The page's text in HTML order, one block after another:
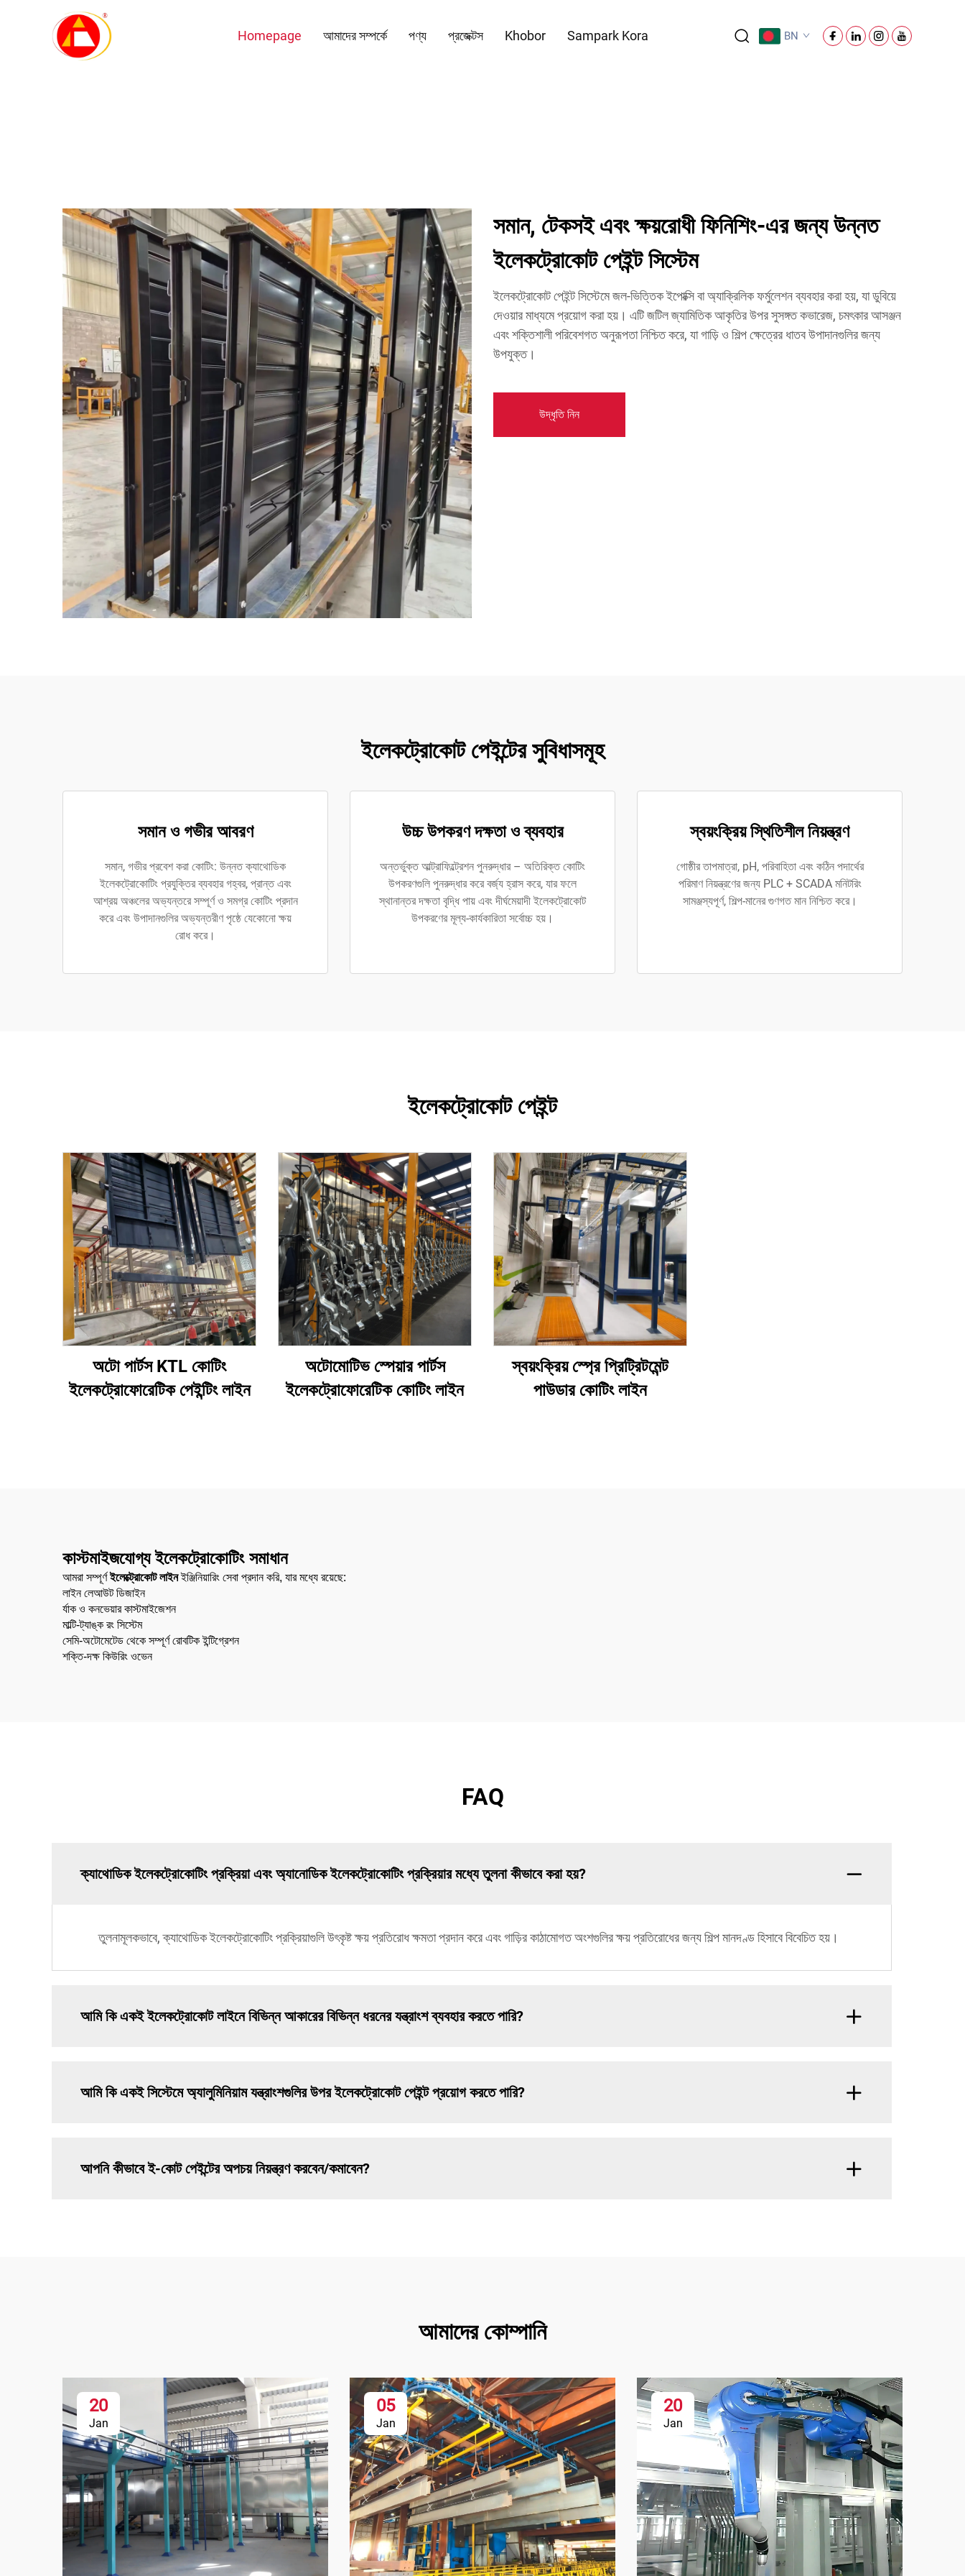
Homepage আমাদের সম্পর্কে পণ্য প্রজেক্টস Khobor Sampark Kora BN
সমান, টেকসই এবং ক্ষয়রোধী ফিনিশিং-এর জন্য উন্নত
ইলেকট্রোকোট পেইন্ট সিস্টেম
ইলেকট্রোকোট পেইন্ট সিস্টেমে জল-ভিত্তিক ইপোক্সি বা অ্যাক্রিলিক ফর্মুলেশন ব্যবহার করা হয়, যা ডুবিয়ে
দেওয়ার মাধ্যমে প্রয়োগ করা হয়। এটি জটিল জ্যামিতিক আকৃতির উপর সুসঙ্গত কভারেজ, চমৎকার আসঞ্জন
এবং শক্তিশালী পরিবেশগত অনুরূপতা নিশ্চিত করে, যা গাড়ি ও শিল্প ক্ষেত্রের ধাতব উপাদানগুলির জন্য
উপযুক্ত।
উদ্ধৃতি নিন
ইলেকট্রোকোট পেইন্টের সুবিধাসমূহ
সমান ও গভীর আবরণ
সমান, গভীর প্রবেশ করা কোটিং: উন্নত ক্যাথোডিক
ইলেকট্রোকোটিং প্রযুক্তির ব্যবহার গহ্বর, প্রান্ত এবং
আশ্রয় অঞ্চলের অভ্যন্তরে সম্পূর্ণ ও সমগ্র কোটিং প্রদান
করে এবং উপাদানগুলির অভ্যন্তরীণ পৃষ্ঠে যেকোনো ক্ষয়
রোধ করে।
উচ্চ উপকরণ দক্ষতা ও ব্যবহার
অন্তর্ভুক্ত আল্ট্রাফিল্ট্রেশন পুনরুদ্ধার – অতিরিক্ত কোটিং
উপকরণগুলি পুনরুদ্ধার করে বর্জ্য হ্রাস করে, যার ফলে
স্থানান্তর দক্ষতা বৃদ্ধি পায় এবং দীর্ঘমেয়াদী ইলেকট্রোকোট
উপকরণের মূল্য-কার্যকারিতা সর্বোচ্চ হয়।
স্বয়ংক্রিয় স্থিতিশীল নিয়ন্ত্রণ
গোষ্ঠীর তাপমাত্রা, pH, পরিবাহিতা এবং কঠিন পদার্থের
পরিমাণ নিয়ন্ত্রণের জন্য PLC + SCADA মনিটরিং
সামঞ্জস্যপূর্ণ, শিল্প-মানের গুণগত মান নিশ্চিত করে।
ইলেকট্রোকোট পেইন্ট
অটো পার্টস KTL কোটিং
ইলেকট্রোফোরেটিক পেইন্টিং লাইন
অটোমোটিভ স্পেয়ার পার্টস
ইলেকট্রোফোরেটিক কোটিং লাইন
স্বয়ংক্রিয় স্প্রে প্রিট্রিটমেন্ট
পাউডার কোটিং লাইন
কাস্টমাইজযোগ্য ইলেকট্রোকোটিং সমাধান
আমরা সম্পূর্ণইলেক্ট্রোকোট লাইনইঞ্জিনিয়ারিং সেবা প্রদান করি, যার মধ্যে রয়েছে:
লাইন লেআউট ডিজাইন
র্যাক ও কনভেয়ার কাস্টমাইজেশন
মাল্টি-ট্যাঙ্ক রং সিস্টেম
সেমি-অটোমেটেড থেকে সম্পূর্ণ রোবটিক ইন্টিগ্রেশন
শক্তি-দক্ষ কিউরিং ওভেন
FAQ
ক্যাথোডিক ইলেকট্রোকোটিং প্রক্রিয়া এবং অ্যানোডিক ইলেকট্রোকোটিং প্রক্রিয়ার মধ্যে তুলনা কীভাবে করা হয়?
তুলনামূলকভাবে, ক্যাথোডিক ইলেকট্রোকোটিং প্রক্রিয়াগুলি উৎকৃষ্ট ক্ষয় প্রতিরোধ ক্ষমতা প্রদান করে এবং গাড়ির কাঠামোগত অংশগুলির ক্ষয় প্রতিরোধের জন্য শিল্প মানদণ্ড হিসাবে বিবেচিত হয়।
আমি কি একই ইলেকট্রোকোট লাইনে বিভিন্ন আকারের বিভিন্ন ধরনের যন্ত্রাংশ ব্যবহার করতে পারি?
আমি কি একই সিস্টেমে অ্যালুমিনিয়াম যন্ত্রাংশগুলির উপর ইলেকট্রোকোট পেইন্ট প্রয়োগ করতে পারি?
আপনি কীভাবে ই-কোট পেইন্টের অপচয় নিয়ন্ত্রণ করবেন/কমাবেন?
আমাদের কোম্পানি
20
Jan
05
Jan
20
Jan